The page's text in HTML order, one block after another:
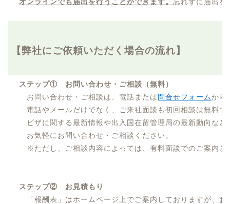
【弊社にご依頼いただく場合の流れ】
ステップ① お問い合わせ・ご相談（無料）
お問い合わせ・ご相談は、電話または 問合せフォームから
電話やメールだけでなく、ご来社面談も初回相談は無料で
ビザに関する最新情報や出入国在留管理局の最新動向など
お気軽にお問い合わせ・ご相談ください。
※ただし、ご相談内容によっては、有料面談でのご案内と
ステップ② お見積もり
「報酬表」はホームページ上でご案内しておりますが、お